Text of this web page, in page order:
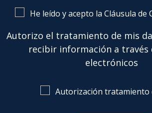
He leído y acepto la Cláusula de
Autorizo el tratamiento de mis
recibir información a través
electrónicos
Autorización tratamiento